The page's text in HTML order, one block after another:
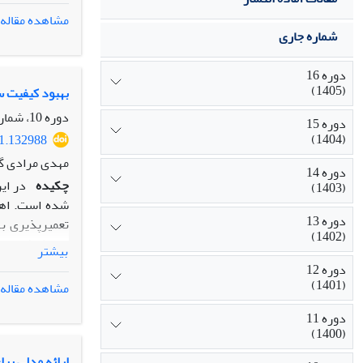
روش‌شناسی
و تحت شرایط
یافته‌ها:
و هزینه‌های
اصالت/ارزش
برای
مشاهده مقاله
بهبود کیفیت
دوره 10، شماره 4، زمستان 1399، صفحه
مهدی مرادی
چکیده در
شده است.
اهداف فوق
گروهی و با
بیشتر
مشاهده مقاله
شماره جاری
دوره 16
(1405)
دوره 15
(1404)
دوره 14
(1403)
دوره 13
(1402)
دوره 12
(1401)
دوره 11
(1400)